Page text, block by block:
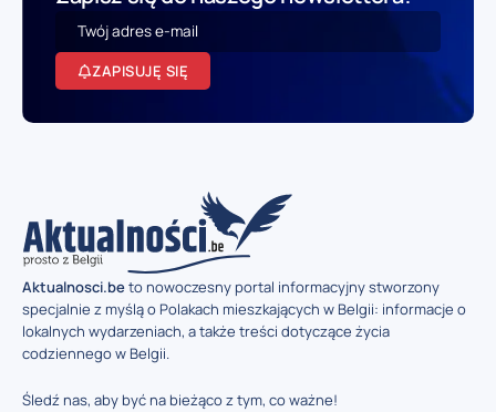
ZAPISUJĘ SIĘ
Aktualnosci.beto nowoczesny portal informacyjny stworzony
specjalnie z myślą o Polakach mieszkających w Belgii: informacje o
lokalnych wydarzeniach, a także treści dotyczące życia
codziennego w Belgii.
Śledź nas, aby być na bieżąco z tym, co ważne!